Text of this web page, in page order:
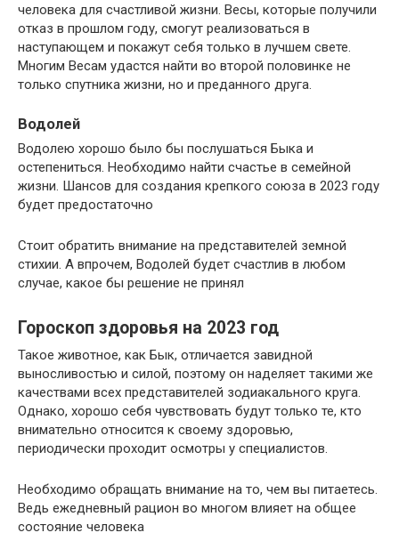
человека для счастливой жизни. Весы, которые получили
отказ в прошлом году, смогут реализоваться в
наступающем и покажут себя только в лучшем свете.
Многим Весам удастся найти во второй половинке не
только спутника жизни, но и преданного друга.
Водолей
Водолею хорошо было бы послушаться Быка и
остепениться. Необходимо найти счастье в семейной
жизни. Шансов для создания крепкого союза в 2023 году
будет предостаточно
Стоит обратить внимание на представителей земной
стихии. А впрочем, Водолей будет счастлив в любом
случае, какое бы решение не принял
Гороскоп здоровья на 2023 год
Такое животное, как Бык, отличается завидной
выносливостью и силой, поэтому он наделяет такими же
качествами всех представителей зодиакального круга.
Однако, хорошо себя чувствовать будут только те, кто
внимательно относится к своему здоровью,
периодически проходит осмотры у специалистов.
Необходимо обращать внимание на то, чем вы питаетесь.
Ведь ежедневный рацион во многом влияет на общее
состояние человека